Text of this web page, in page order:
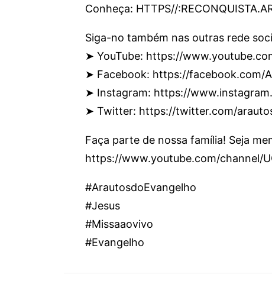
Conheça: HTTPS//
Siga-no também nas outras rede
➤ YouTube: https://
➤ Facebook: https://facebook.com/
➤ Instagram: https://
➤ Twitter: https://twitter.com/
Faça parte de nossa família! Seja
https://www.youtube.com/channel/
#ArautosdoEvangelho
#Jesus
#Missaaovivo
#Evangelho